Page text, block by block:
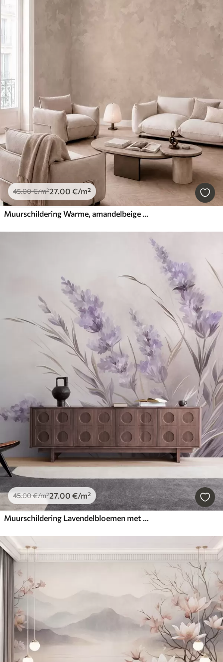
45.00€/m²27.00 €/m²
Muurschildering Warme, amandelbeige textuur met zachte, natuurlijke kleurovergangen
45.00€/m²27.00 €/m²
Muurschildering Lavendelbloemen met lange stelen en bladeren, kunstwerk met een zachte pastelachtige textuur